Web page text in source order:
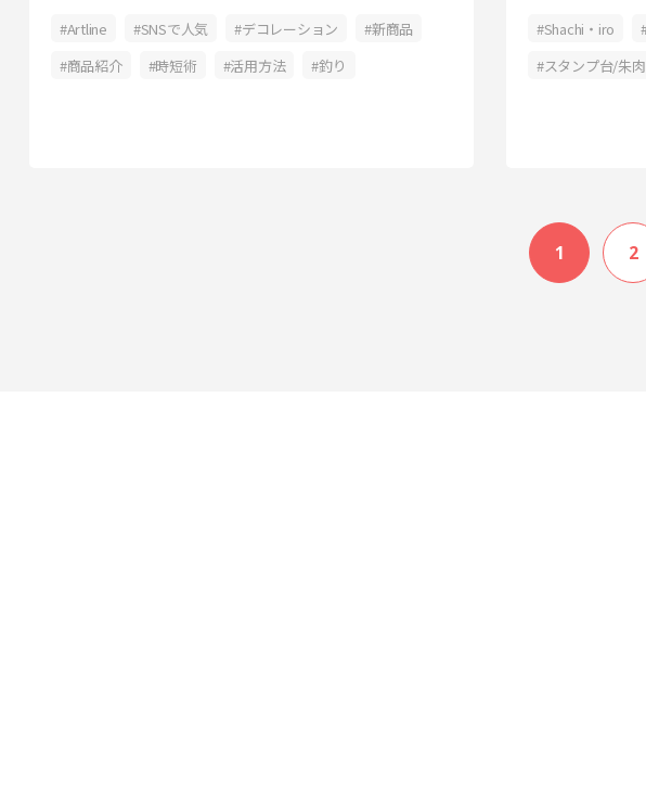
Artline SNSで人気 デコレーション
新商品
商品紹介
時短術 活用方法 釣り
Shachi・iro
スタンプ台/朱肉
1 2